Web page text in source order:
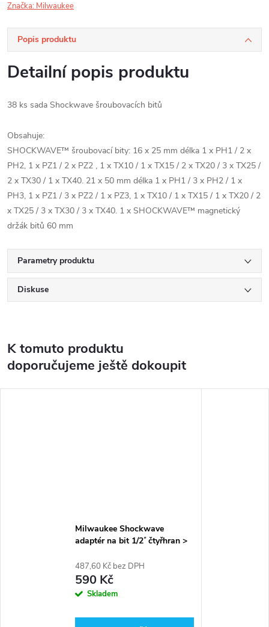
Značka: Milwaukee
Popis produktu
Detailní popis produktu
38 ks sada Shockwave šroubovacích bitů
Obsahuje:
SHOCKWAVE™ šroubovací bity: 16 x 25 mm délka 1 x PH1 / 2 x
PH2, 1 x PZ1 / 2 x PZ2 , 1 x TX10 / 1 x TX15 / 2 x TX20 / 3 x TX25 /
2 x TX30 / 1 x TX40. 21 x 50 mm délka 1 x PH1 / 3 x PH2 / 1 x
PH3, 1 x PZ1 / 3 x PZ2 / 1 x PZ3, 1 x TX10 / 1 x TX15 / 1 x TX20 / 2
x TX25 / 3 x TX30 / 3 x TX40. 1 x SHOCKWAVE™ magnetický
držák bitů 60 mm
Parametry produktu
Diskuse
K tomuto produktu
doporučujeme ještě dokoupit
Milwaukee Shockwave
adaptér na bit 1/2˝ čtyřhran >
487,60 Kč bez DPH
590 Kč
Skladem